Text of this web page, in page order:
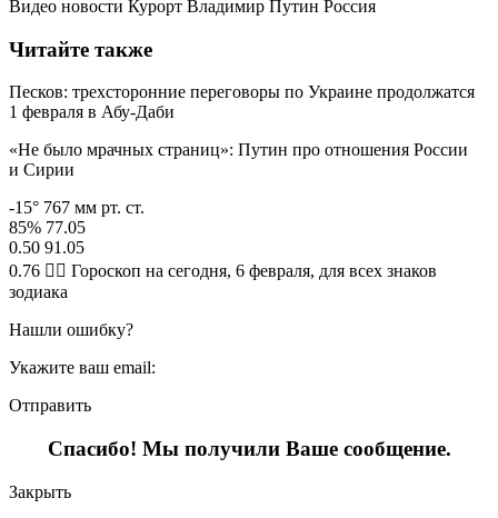
Видео новости Курорт Владимир Путин Россия
Читайте также
Песков: трехсторонние переговоры по Украине продолжатся
1 февраля в Абу-Даби
«Не было мрачных страниц»: Путин про отношения России
и Сирии
-15° 767 мм рт. ст.
85% 77.05
0.50 91.05
0.76 🧙‍♀ Гороскоп на сегодня, 6 февраля, для всех знаков
зодиака
Нашли ошибку?
Укажите ваш email:
Отправить
Спасибо! Мы получили Ваше сообщение.
Закрыть